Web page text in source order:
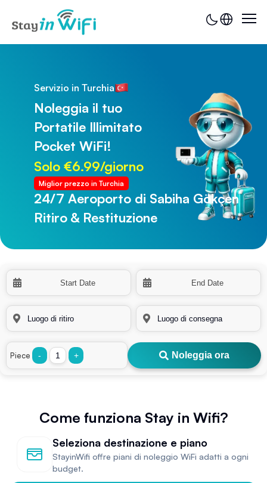
Servizio in Turchia
Noleggia il tuo
Portatile Illimitato
Pocket WiFi!
Solo €6.99/giorno
Miglior prezzo in Turchia
24/7 Aeroporto di Sabiha Gökçen
Ritiro & Restituzione
24/7 Aeroporto di Trabzon
Ritiro & Restituzione
Piece - + Noleggia ora
Come funziona Stay in Wifi?
Seleziona destinazione e piano
StayinWifi offre piani di noleggio WiFi adatti a ogni
budget.